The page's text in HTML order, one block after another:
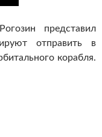
представил
отправить в
корабля.
Федора для